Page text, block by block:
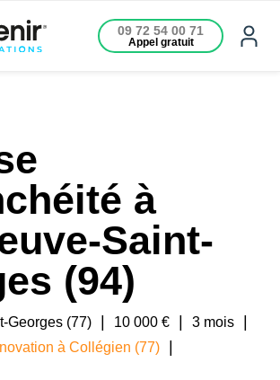
09 72 54 00 71
Appel gratuit
à
Saint-
(94)
Georges (77) 10 000 € 3 mois
à Collégien (77)